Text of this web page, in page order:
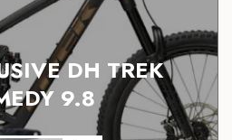
DH TREK
9.8